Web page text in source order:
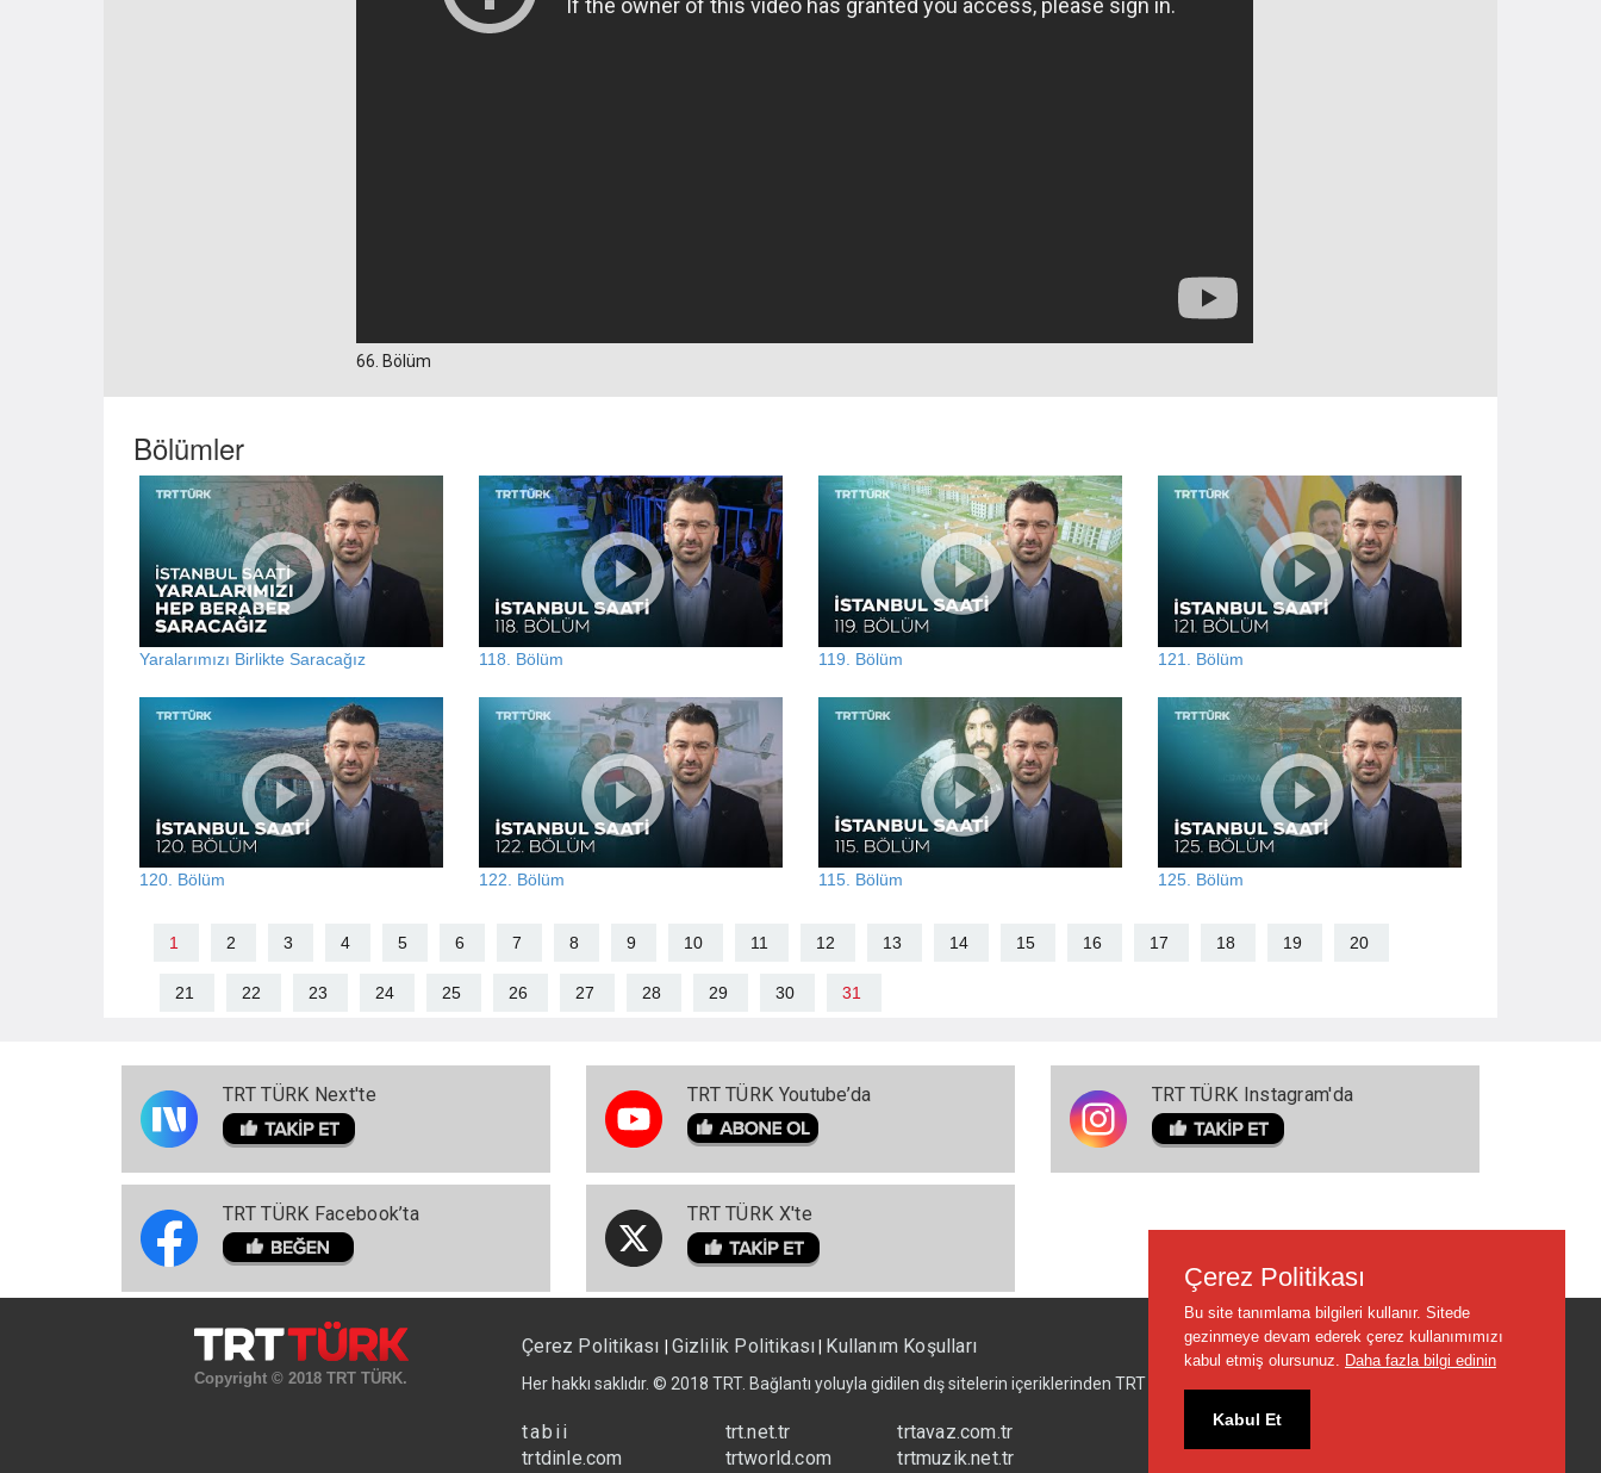
66. Bölüm
Bölümler
Yaralarımızı Birlikte Saracağız 118. Bölüm 119. Bölüm 121. Bölüm
120. Bölüm 122. Bölüm 115. Bölüm 125. Bölüm
1 2 3 4 5 6 7 8 9 10 11 12 13 14 15 16 17 18 19 20
21 22 23 24 25 26 27 28 29 30 31
TRT TÜRK Next'te
TRT TÜRK Facebook’ta
TRT TÜRK Youtube’da
TRT TÜRK X'te
TRT TÜRK Instagram'da
Copyright © 2018 TRT TÜRK.
Çerez Politikası Gizlilik Politikası Kullanım Koşulları
Her hakkı saklıdır. © 2018 TRT. Bağlantı yoluyla gidilen dış sitelerin içeriklerinden TRT sorumlu değildir.
tabii
trtdinle.com
trt.net.tr
trtworld.com
trtavaz.com.tr
trtmuzik.net.tr
Çerez Politikası
Bu site tanımlama bilgileri kullanır. Sitede
gezinmeye devam ederek çerez kullanımımızı
kabul etmiş olursunuz. Daha fazla bilgi edinin
Kabul Et